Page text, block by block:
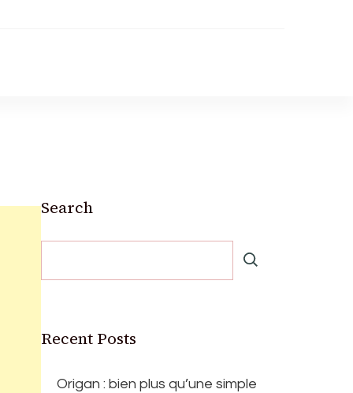
Search
Recent Posts
Origan : bien plus qu’une simple